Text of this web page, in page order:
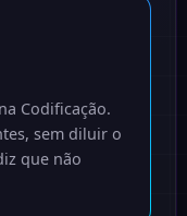
Codificação.
sem diluir o
que não